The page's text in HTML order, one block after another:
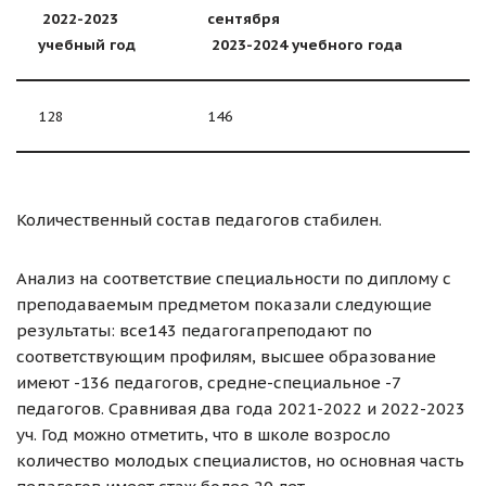
2022-2023
учебный год
сентября
2023-2024 учебного года
128 146
Количественный состав педагогов стабилен.
Анализ на соответствие специальности по диплому с
преподаваемым предметом показали следующие
результаты: все143 педагогапреподают по
соответствующим профилям, высшее образование
имеют -136 педагогов, средне-специальное -7
педагогов. Сравнивая два года 2021-2022 и 2022-2023
уч. Год можно отметить, что в школе возросло
количество молодых специалистов, но основная часть